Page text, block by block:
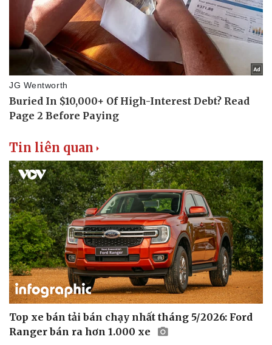
Doanh nghiệp
Thông tin doanh nghiệp
Doanh nghiệp 24h
Doanh nhân
Vì cộng đồng
Công nghệ
Sành điệu
Trải nghiệm
Tin liên quan
Top xe bán tải bán chạy nhất tháng 5/2026: Ford
Ranger bán ra hơn 1.000 xe